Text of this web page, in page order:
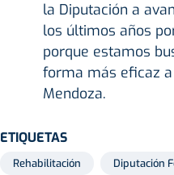
la Diputación a
los últimos años
porque estamos
forma más eficaz
Mendoza.
ETIQUETAS
Rehabilitación Diputación